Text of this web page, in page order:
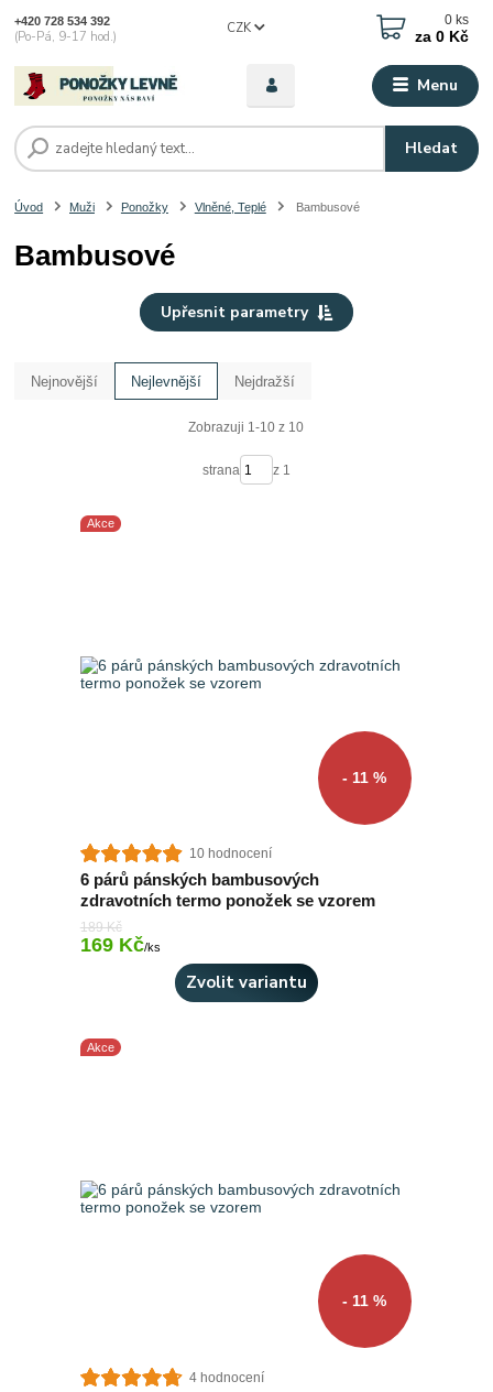
Menu
CZK
Hledat
+420 728 534 392
(Po-Pá, 9-17 hod.)
0 ks
za 0 Kč
Úvod Muži Ponožky Vlněné, Teplé Bambusové
Bambusové
Upřesnit parametry
Nejnovější Nejlevnější Nejdražší
Zobrazuji 1-10 z 10
strana z 1
Akce
- 11 %
10 hodnocení
6 párů pánských bambusových
zdravotních termo ponožek se vzorem
189 Kč
169 Kč/ks
Zvolit variantu
Akce
- 11 %
4 hodnocení